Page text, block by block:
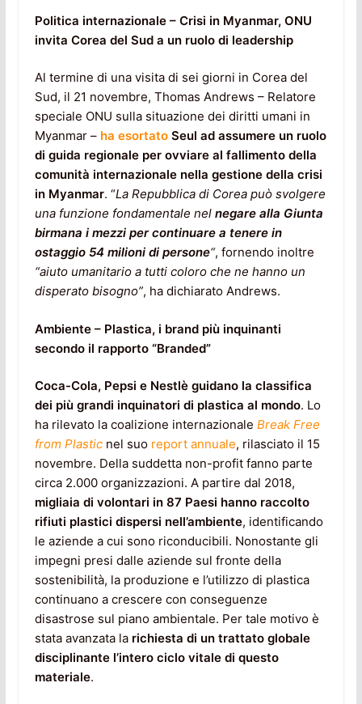
Politica internazionale – Crisi in Myanmar, ONU
invita Corea del Sud a un ruolo di leadership
Al termine di una visita di sei giorni in Corea del
Sud, il 21 novembre, Thomas Andrews – Relatore
speciale ONU sulla situazione dei diritti umani in
Myanmar – ha esortatoSeul ad assumere un ruolo
di guida regionale per ovviare al fallimento della
comunità internazionale nella gestione della crisi
in Myanmar. “La Repubblica di Corea può svolgere
una funzione fondamentale nelnegare alla Giunta
birmana i mezzi per continuare a tenere in
ostaggio 54 milioni di persone“, fornendo inoltre
“aiuto umanitario a tutti coloro che ne hanno un
disperato bisogno”, ha dichiarato Andrews.
Ambiente – Plastica, i brand più inquinanti
secondo il rapporto “Branded”
Coca-Cola, Pepsi e Nestlè guidano la classifica
dei più grandi inquinatori di plastica al mondo. Lo
ha rilevato la coalizione internazionale Break Free
from Plasticnel suo report annuale, rilasciato il 15
novembre. Della suddetta non-profit fanno parte
circa 2.000 organizzazioni. A partire dal 2018,
migliaia di volontari in 87 Paesi hanno raccolto
rifiuti plastici dispersi nell’ambiente, identificando
le aziende a cui sono riconducibili. Nonostante gli
impegni presi dalle aziende sul fronte della
sostenibilità, la produzione e l’utilizzo di plastica
continuano a crescere con conseguenze
disastrose sul piano ambientale. Per tale motivo è
stata avanzata larichiesta di un trattato globale
disciplinante l’intero ciclo vitale di questo
materiale.